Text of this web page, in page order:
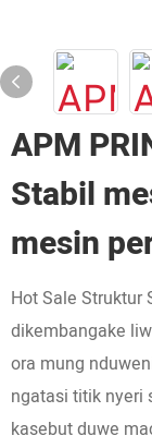
APM
Stabil
mesin
Hot Sale Struktur
dikembangake
ora mung
ngatasi titik nyeri
kasebut duwe